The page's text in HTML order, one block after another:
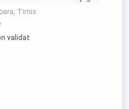
BAUER BG33H si MAIT
salariul atractiv
Timis
validat